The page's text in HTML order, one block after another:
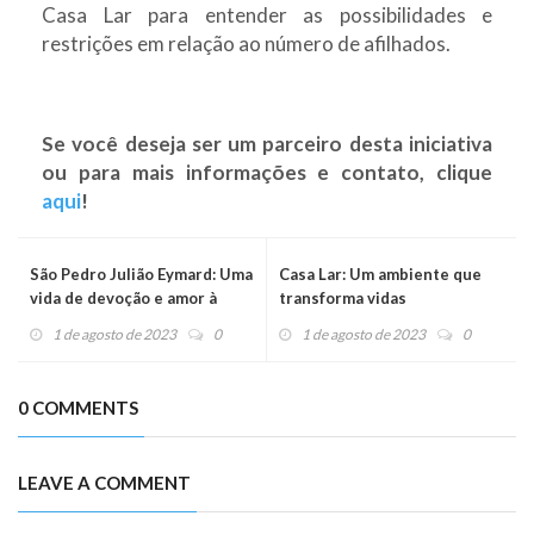
Casa Lar para entender as possibilidades e
restrições em relação ao número de afilhados.
Se você deseja ser um parceiro desta iniciativa
ou para mais informações e contato, clique
aqui!
São Pedro Julião Eymard: Uma
vida de devoção e amor à
1 de agosto de 2023 0
Casa Lar: Um ambiente que
transforma vidas
1 de agosto de 2023 0
0 COMMENTS
LEAVE A COMMENT